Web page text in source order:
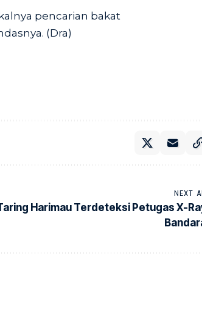
pencarian bakat
(Dra)
NEXT
Harimau Terdeteksi Petugas X-